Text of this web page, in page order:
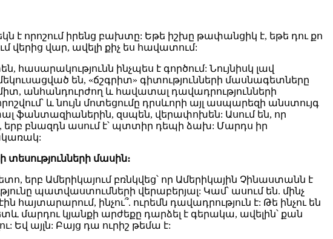
է որոշում իրենց բախտը: Եթե իշխը թափանցիկ է, եթե դու քո
վերից վար, ավելի քիչ ես հավատում:
ինչպես է գործում: Նույնիսկ լավ
են, «ճշգրիտ» գիտությունների մասնագետները
անհանդուրժող և հավատալ դավադրությունների
և նույն մոտեցումը դրսևորի այլ ասպարեզի անստույգ
ֆանտազիաներին, զսպեն, վերափոխեն: Ասում են, որ
բնազդն ասում է՝ պտտիր դեպի ձախ: Մարդս իր
տեսությունների մասին։
երբ Ամերիկայում բռնկվեց՝ որ Ամերիկային Չինաստանն է
պատվաստումների վերաբերյալ: Կամ՝ ասում են. մինչ
ինչու՞. ուրեմն դավադրություն է: Թե ինչու են
մարդու կյանքի արժեքը դարձել է գերակա, ավելին՝ քան
այլն: Բայց դա ուրիշ թեմա է: